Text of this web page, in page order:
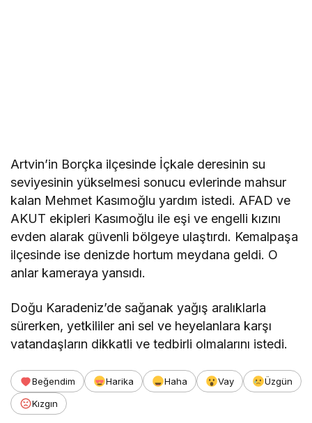
Artvin’in Borçka ilçesinde İçkale deresinin su
seviyesinin yükselmesi sonucu evlerinde mahsur
kalan Mehmet Kasımoğlu yardım istedi. AFAD ve
AKUT ekipleri Kasımoğlu ile eşi ve engelli kızını
evden alarak güvenli bölgeye ulaştırdı. Kemalpaşa
ilçesinde ise denizde hortum meydana geldi. O
anlar kameraya yansıdı.
Doğu Karadeniz’de sağanak yağış aralıklarla
sürerken, yetkililer ani sel ve heyelanlara karşı
vatandaşların dikkatli ve tedbirli olmalarını istedi.
Beğendim Harika Haha Vay
Üzgün
Kızgın